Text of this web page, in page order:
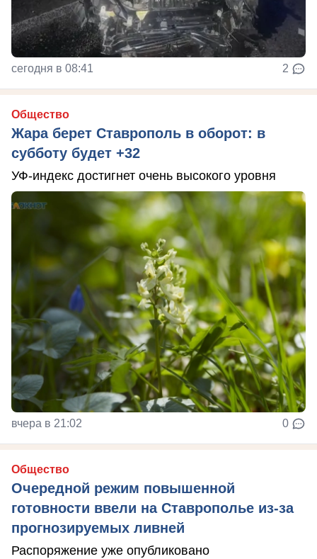
сегодня в 08:41 2
Общество
Жара берет Ставрополь в оборот: в
субботу будет +32
УФ-индекс достигнет очень высокого уровня
вчера в 21:02 0
Общество
Очередной режим повышенной
готовности ввели на Ставрополье из-за
прогнозируемых ливней
Распоряжение уже опубликовано